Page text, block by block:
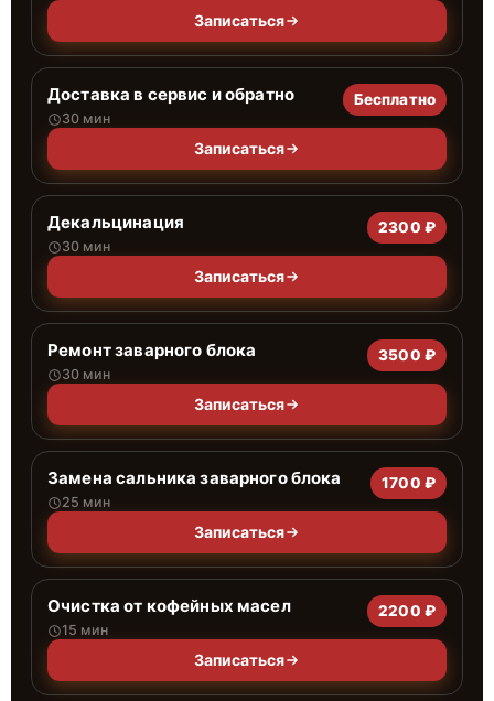
Записаться
Доставка в сервис и обратно
30 мин
Бесплатно
Записаться
Декальцинация
30 мин
2300 ₽
Записаться
Ремонт заварного блока
30 мин
3500 ₽
Записаться
Замена сальника заварного блока
25 мин
1700 ₽
Записаться
Очистка от кофейных масел
15 мин
2200 ₽
Записаться